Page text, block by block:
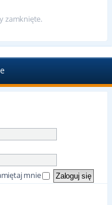
zamknięte.
mnie